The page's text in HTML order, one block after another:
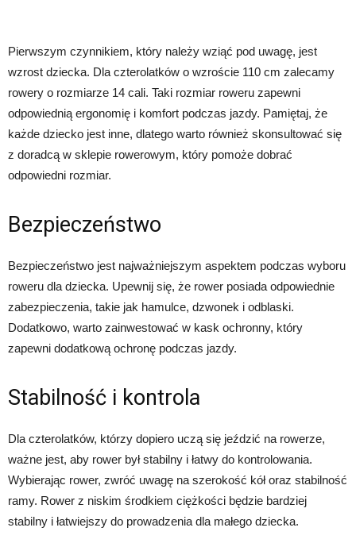
Pierwszym czynnikiem, który należy wziąć pod uwagę, jest
wzrost dziecka. Dla czterolatków o wzroście 110 cm zalecamy
rowery o rozmiarze 14 cali. Taki rozmiar roweru zapewni
odpowiednią ergonomię i komfort podczas jazdy. Pamiętaj, że
każde dziecko jest inne, dlatego warto również skonsultować się
z doradcą w sklepie rowerowym, który pomoże dobrać
odpowiedni rozmiar.
Bezpieczeństwo
Bezpieczeństwo jest najważniejszym aspektem podczas wyboru
roweru dla dziecka. Upewnij się, że rower posiada odpowiednie
zabezpieczenia, takie jak hamulce, dzwonek i odblaski.
Dodatkowo, warto zainwestować w kask ochronny, który
zapewni dodatkową ochronę podczas jazdy.
Stabilność i kontrola
Dla czterolatków, którzy dopiero uczą się jeździć na rowerze,
ważne jest, aby rower był stabilny i łatwy do kontrolowania.
Wybierając rower, zwróć uwagę na szerokość kół oraz stabilność
ramy. Rower z niskim środkiem ciężkości będzie bardziej
stabilny i łatwiejszy do prowadzenia dla małego dziecka.